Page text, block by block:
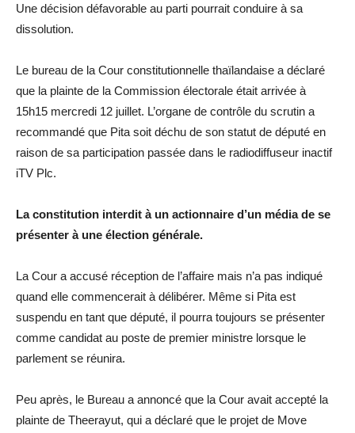
Une décision défavorable au parti pourrait conduire à sa
dissolution.
Le bureau de la Cour constitutionnelle thaïlandaise a déclaré
que la plainte de la Commission électorale était arrivée à
15h15 mercredi 12 juillet. L’organe de contrôle du scrutin a
recommandé que Pita soit déchu de son statut de député en
raison de sa participation passée dans le radiodiffuseur inactif
iTV Plc.
La constitution interdit à un actionnaire d’un média de se
présenter à une élection générale.
La Cour a accusé réception de l’affaire mais n’a pas indiqué
quand elle commencerait à délibérer. Même si Pita est
suspendu en tant que député, il pourra toujours se présenter
comme candidat au poste de premier ministre lorsque le
parlement se réunira.
Peu après, le Bureau a annoncé que la Cour avait accepté la
plainte de Theerayut, qui a déclaré que le projet de Move